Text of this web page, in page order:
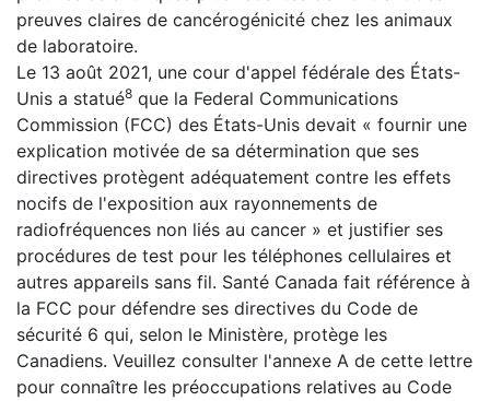
preuves claires de cancérogénicité chez les animaux
de laboratoire.
Le 13 août 2021, une cour d'appel fédérale des États-
Unis a statué8 que la Federal Communications
Commission (FCC) des États-Unis devait « fournir une
explication motivée de sa détermination que ses
directives protègent adéquatement contre les effets
nocifs de l'exposition aux rayonnements de
radiofréquences non liés au cancer » et justifier ses
procédures de test pour les téléphones cellulaires et
autres appareils sans fil. Santé Canada fait référence à
la FCC pour défendre ses directives du Code de
sécurité 6 qui, selon le Ministère, protège les
Canadiens. Veuillez consulter l'annexe A de cette lettre
pour connaître les préoccupations relatives au Code